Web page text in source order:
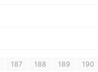
187 188 189 190